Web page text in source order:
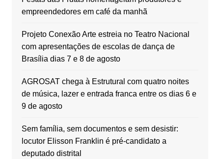
empreendedores em café da manhã
Projeto Conexão Arte estreia no Teatro Nacional
com apresentações de escolas de dança de
Brasília dias 7 e 8 de agosto
AGROSAT chega à Estrutural com quatro noites
de música, lazer e entrada franca entre os dias 6 e
9 de agosto
Sem família, sem documentos e sem desistir:
locutor Elisson Franklin é pré-candidato a
deputado distrital